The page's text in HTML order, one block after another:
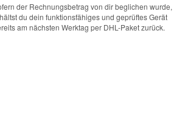
der Rechnungsbetrag von dir beglichen wurde,
du dein funktionsfähiges und geprüftes Gerät
am nächsten Werktag per DHL-Paket zurück.